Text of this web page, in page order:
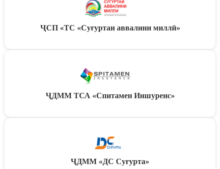
ҶСП «ТС «Суғуртаи аввалини миллӣ»
ҶДММ ТСА «Спитамен Иншуренс»
ҶДММ «ДС Суғурта»